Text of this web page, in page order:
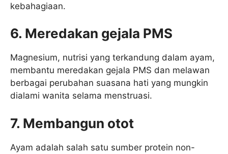
kebahagiaan.
6. Meredakan gejala PMS
Magnesium, nutrisi yang terkandung dalam ayam,
membantu meredakan gejala PMS dan melawan
berbagai perubahan suasana hati yang mungkin
dialami wanita selama menstruasi.
7. Membangun otot
Ayam adalah salah satu sumber protein non-